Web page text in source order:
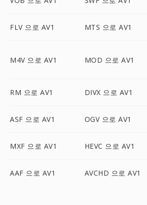
FLV 으로 AV1 MTS 으로 AV1
M4V 으로 AV1 MOD 으로 AV1
RM 으로 AV1 DIVX 으로 AV1
ASF 으로 AV1 OGV 으로 AV1
MXF 으로 AV1 HEVC 으로 AV1
AAF 으로 AV1 AVCHD 으로 AV1